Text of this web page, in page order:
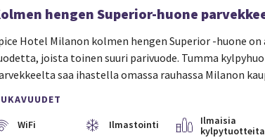
hengen Superior-huone
Hotel Milanon kolmen hengen Superior -huone
joista toinen suuri parivuode. Tumma
saa ihastella omassa rauhassa Milanon
WiFi
Ilmastointi
Ilmaisia
kylpytuotteita